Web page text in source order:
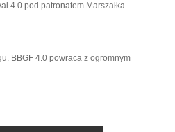
4.0 pod patronatem Marszałka
BBGF 4.0 powraca z ogromnym